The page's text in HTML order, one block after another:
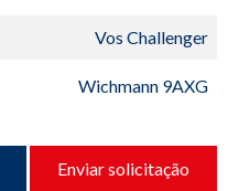
Vos Challenger
Wichmann 9AXG
Enviar solicitação